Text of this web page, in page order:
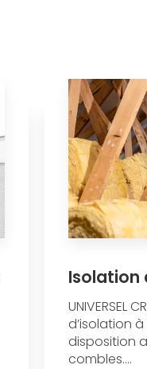
Isolation
UNIVERSEL
d’isolation
disposition
combles....